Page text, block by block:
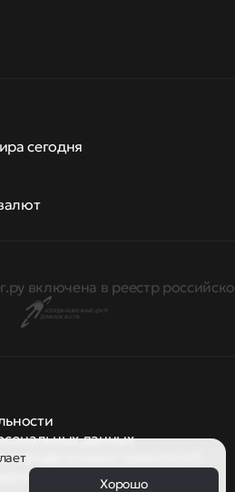
сегодня
включена в реестр
данных
технологий
правила и политики
Хорошо